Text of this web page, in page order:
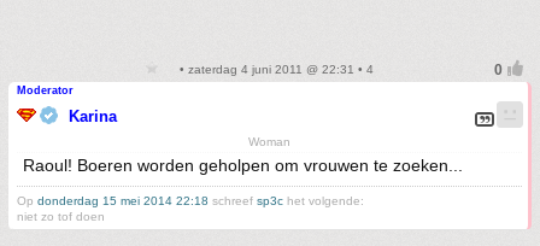
• zaterdag 4 juni 2011 @ 22:31 • 4
Moderator
Karina
Woman
Raoul! Boeren worden geholpen om vrouwen te zoeken...
Op donderdag 15 mei 2014 22:18 schreef sp3c het volgende:
niet zo tof doen